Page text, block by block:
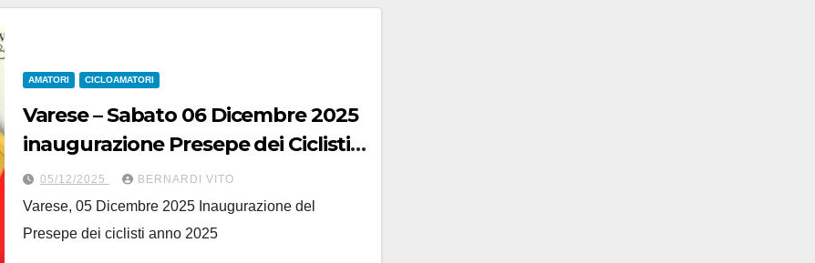
AMATORI CICLOAMATORI
Varese – Sabato 06 Dicembre 2025
inaugurazione Presepe dei Ciclisti
2025
05/12/2025 BERNARDI VITO
Varese, 05 Dicembre 2025 Inaugurazione del
Presepe dei ciclisti anno 2025